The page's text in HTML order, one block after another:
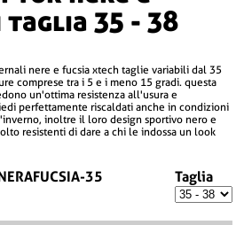
35 - 38
comprese tra i 5 e i meno 15 gradi. questa
un'ottima resistenza all'usura e
perfettamente riscaldati anche in condizioni
inoltre il loro design sportivo nero e
resistenti di dare a chi le indossa un look
35 Taglia